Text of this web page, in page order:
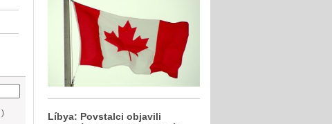
Líbya: Povstalci objavili
)